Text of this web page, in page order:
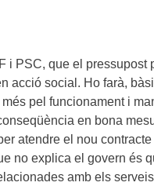
i PSC, que el pressupost
acció social. Ho farà,
pel funcionament i
en bona
atendre el nou
no explica el govern és
amb els